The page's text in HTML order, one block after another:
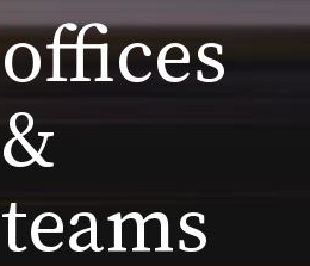
offices
&
teams